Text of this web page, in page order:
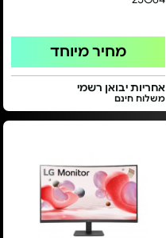
מחיר מיוחד
אחריות יבואן רשמי
משלוח חינם